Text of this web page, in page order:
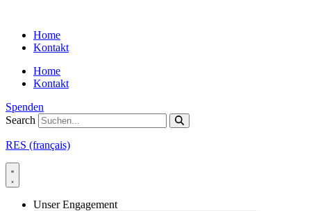
contentHome
Kontakt
Home
Kontakt
Spenden
Search
RES (français)
Unser Engagement